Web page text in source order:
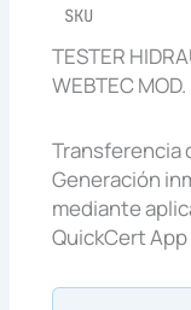
SKU
TESTER
WEBTEC
Transferencia
Generación
mediante
QuickCert